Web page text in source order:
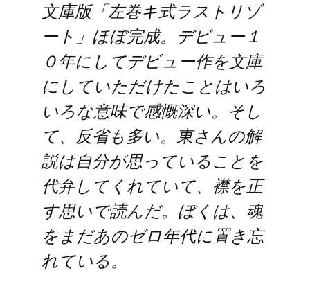
文庫版「左巻キ式ラストリゾ
ート」ほぼ完成。デビュー１
０年にしてデビュー作を文庫
にしていただけたことはいろ
いろな意味で感慨深い。そし
て、反省も多い。東さんの解
説は自分が思っていることを
代弁してくれていて、襟を正
す思いで読んだ。ぼくは、魂
をまだあのゼロ年代に置き忘
れている。